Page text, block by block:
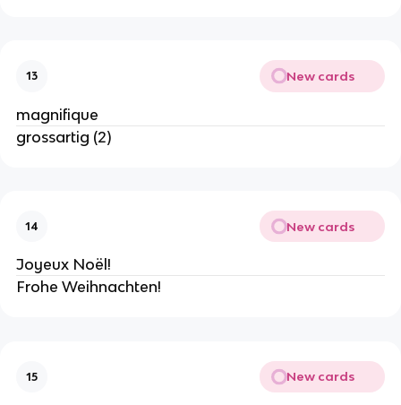
13 New cards
magnifique
grossartig (2)
14 New cards
Joyeux Noël!
Frohe Weihnachten!
15 New cards